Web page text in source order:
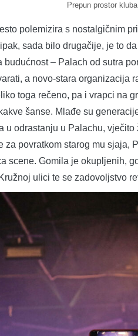
Prepun prostor
polemizira s nostalgičnim
sada bilo drugačije, je to
– Palach od sutra
a novo-stara organizacija
toga rečeno, pa i vrapci na
šanse. Mlađe su
u odrastanju u Palachu,
za povratkom starog mu sjaja,
scene. Gomila je okupljenih,
ulici te se zadovoljstvo